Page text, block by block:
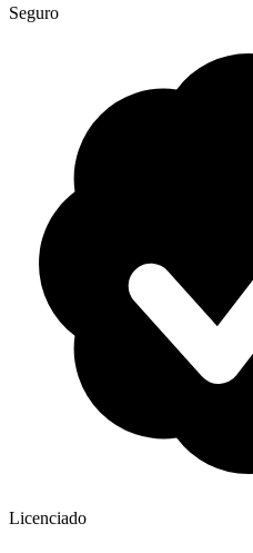
Seguro
Licenciado